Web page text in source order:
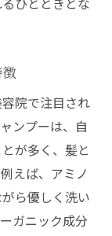
プー
法
ント
のコツ
ケアアイテ
ホームケア
テクニック
院で注目され
ンプーは、自
が多く、髪と
えば、アミノ
ら優しく洗い
ガニック成分